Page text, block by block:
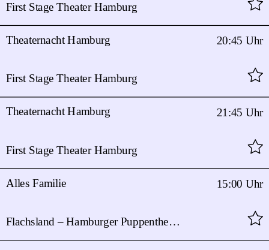
First Stage Theater Hamburg
First Stage Theater Hamburg
20:45 Uhr
Theaternacht Hamburg
First Stage Theater Hamburg
21:45 Uhr
Theaternacht Hamburg
Flachsland – Hamburger Puppentheater
15:00 Uhr
Alles Familie